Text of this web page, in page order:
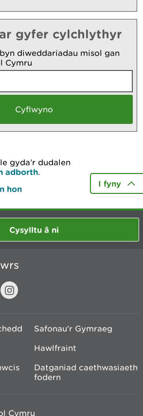
gyfer cylchlythyr
diweddariadau misol gan
Cymru
gyda’r dudalen
adborth.
hon
I fyny
Cysylltu â ni
Safonau'r Gymraeg
Hawlfraint
Datganiad caethwasiaeth
fodern
Cymru